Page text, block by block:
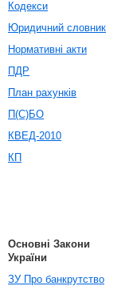
Кодекси
Юридичний словник
Нормативні акти
ПДР
План рахунків
П(С)БО
КВЕД-2010
КП
Основні Закони
України
ЗУ Про банкрутство